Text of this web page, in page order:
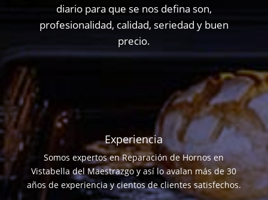
diario para que se nos defina son,
profesionalidad, calidad, seriedad y buen
precio.
Experiencia
Somos expertos en Reparación de Hornos en
Vistabella del Maestrazgo y así lo avalan más de 30
años de experiencia y cientos de clientes satisfechos.